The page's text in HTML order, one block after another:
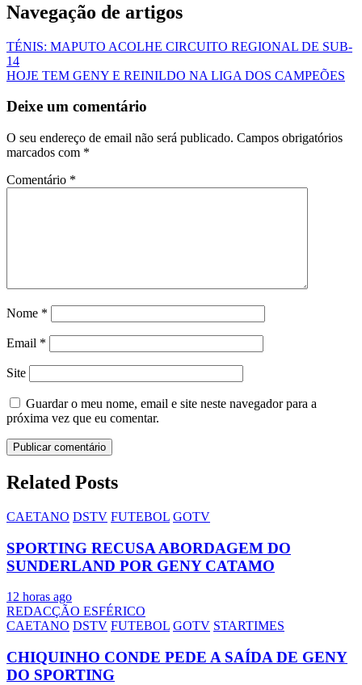
Navegação de artigos
TÉNIS: MAPUTO ACOLHE CIRCUITO REGIONAL DE SUB-
14
HOJE TEM GENY E REINILDO NA LIGA DOS CAMPEÕES
Deixe um comentário
O seu endereço de email não será publicado. Campos obrigatórios
marcados com *
Comentário *
Nome *
Email *
Site
Guardar o meu nome, email e site neste navegador para a
próxima vez que eu comentar.
Related Posts
CAETANO DSTV FUTEBOL GOTV
SPORTING RECUSA ABORDAGEM DO
SUNDERLAND POR GENY CATAMO
12 horas ago
REDACÇÃO ESFÉRICO
CAETANO DSTV FUTEBOL GOTV STARTIMES
CHIQUINHO CONDE PEDE A SAÍDA DE GENY
DO SPORTING